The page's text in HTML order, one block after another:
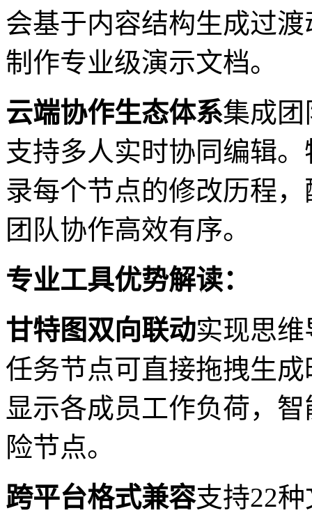
会基于内容结构生成过
制作专业级演示文档。
云端协作生态体系集成
支持多人实时协同编辑
录每个节点的修改历程
团队协作高效有序。
专业工具优势解读：
甘特图双向联动实现思
任务节点可直接拖拽生
显示各成员工作负荷，
险节点。
跨平台格式兼容支持22